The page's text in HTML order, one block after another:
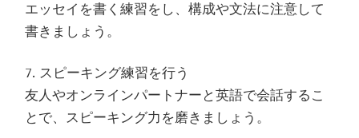
エッセイを書く練習をし、構成や文法に注意して
書きましょう。
7. スピーキング練習を行う
友人やオンラインパートナーと英語で会話するこ
とで、スピーキング力を磨きましょう。